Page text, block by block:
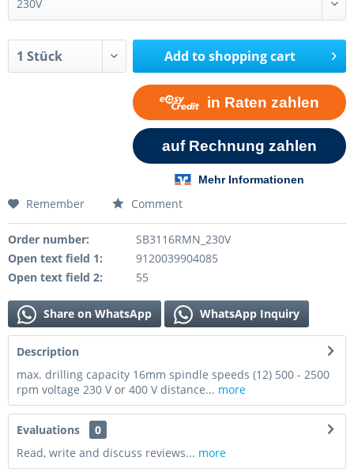
Add toshopping cart
Remember Comment
Order number:
SB3116RMN_230V
Open text field 1:
9120039904085
Open text field 2:
55
Share on WhatsApp WhatsApp Inquiry
Description
max. drilling capacity 16mm spindle speeds (12) 500 - 2500
rpm voltage 230 V or 400 V distance... more
Evaluations
0
Read, write and discuss reviews... more